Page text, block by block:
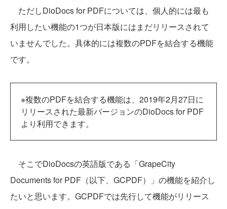
ただしDioDocs for PDFについては、個人的には最も
利用したい機能の1つが日本版にはまだリリースされて
いませんでした。具体的には複数のPDFを結合する機能
です。
※複数のPDFを結合する機能は、2019年2月27日に
リリースされた最新バージョンのDioDocs for PDF
より利用できます。
そこでDioDocsの英語版である「GrapeCity
Documents for PDF（以下、GCPDF）」の機能を紹介し
たいと思います。GCPDFでは先行して機能がリリース